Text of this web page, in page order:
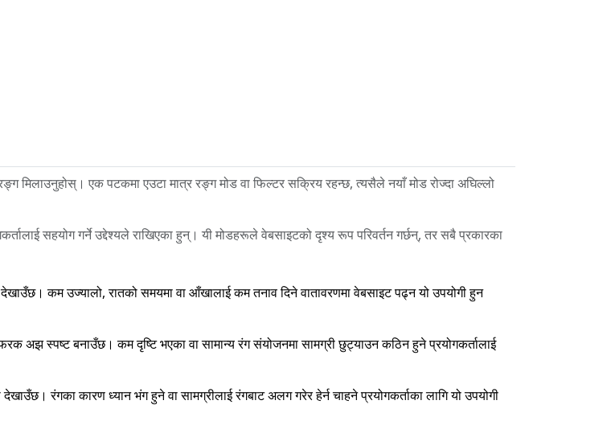
मिलाउनुहोस्। एक पटकमा एउटा मात्र रङ्ग मोड वा फिल्टर सक्रिय रहन्छ, त्यसैले नयाँ मोड रोज्दा अघिल्लो
सहयोग गर्ने उद्देश्यले राखिएका हुन्। यी मोडहरूले वेबसाइटको दृश्य रूप परिवर्तन गर्छन्, तर सबै प्रकारका
देखाउँछ। कम उज्यालो, रातको समयमा वा आँखालाई कम तनाव दिने वातावरणमा वेबसाइट पढ्न यो उपयोगी हुन
अझ स्पष्ट बनाउँछ। कम दृष्टि भएका वा सामान्य रंग संयोजनमा सामग्री छुट्याउन कठिन हुने प्रयोगकर्तालाई
रंगका कारण ध्यान भंग हुने वा सामग्रीलाई रंगबाट अलग गरेर हेर्न चाहने प्रयोगकर्ताका लागि यो उपयोगी